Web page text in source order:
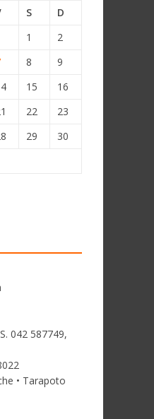
S
D
1
2
8
9
15
16
22
23
29
30
042 587749,
• Tarapoto